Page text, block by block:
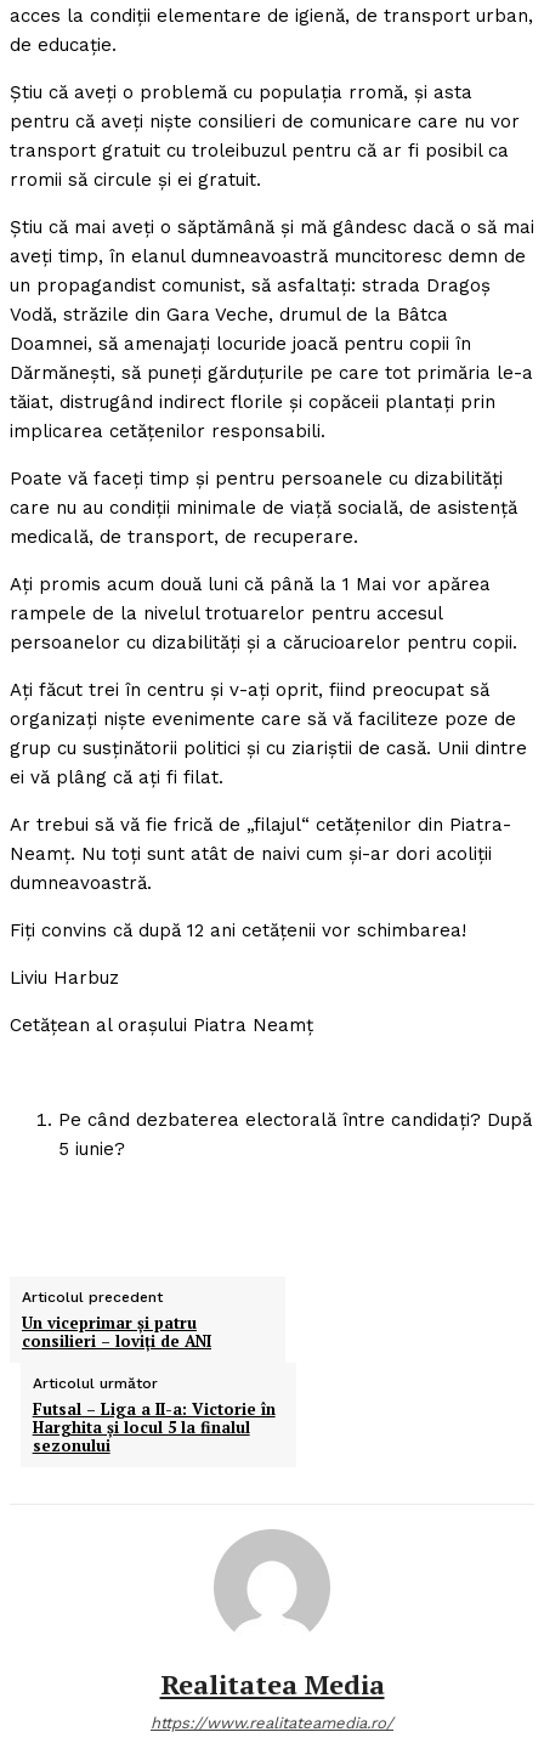
acces la condiţii elementare de igienă, de transport urban,
de educaţie.
Ştiu că aveţi o problemă cu populaţia rromă, şi asta
pentru că aveţi nişte consilieri de comunicare care nu vor
transport gratuit cu troleibuzul pentru că ar fi posibil ca
rromii să circule şi ei gratuit.
Ştiu că mai aveţi o săptămână şi mă gândesc dacă o să mai
aveţi timp, în elanul dumneavoastră muncitoresc demn de
un propagandist comunist, să asfaltaţi: strada Dragoş
Vodă, străzile din Gara Veche, drumul de la Bâtca
Doamnei, să amenajaţi locuride joacă pentru copii în
Dărmăneşti, să puneţi gărduţurile pe care tot primăria le-a
tăiat, distrugând indirect florile şi copăceii plantaţi prin
implicarea cetăţenilor responsabili.
Poate vă faceţi timp şi pentru persoanele cu dizabilităţi
care nu au condiţii minimale de viaţă socială, de asistenţă
medicală, de transport, de recuperare.
Aţi promis acum două luni că până la 1 Mai vor apărea
rampele de la nivelul trotuarelor pentru accesul
persoanelor cu dizabilităţi şi a cărucioarelor pentru copii.
Aţi făcut trei în centru şi v-aţi oprit, fiind preocupat să
organizaţi nişte evenimente care să vă faciliteze poze de
grup cu susţinătorii politici şi cu ziariştii de casă. Unii dintre
ei vă plâng că aţi fi filat.
Ar trebui să vă fie frică de „filajul“ cetăţenilor din Piatra-
Neamţ. Nu toţi sunt atât de naivi cum şi-ar dori acoliţii
dumneavoastră.
Fiţi convins că după 12 ani cetăţenii vor schimbarea!
Liviu Harbuz
Cetăţean al oraşului Piatra Neamţ
Pe când dezbaterea electorală între candidaţi? După
5 iunie?
Articolul precedent
Un viceprimar şi patru
consilieri – loviţi de ANI
Articolul următor
Futsal – Liga a II-a: Victorie în
Harghita şi locul 5 la finalul
sezonului
Realitatea Media
https://www.realitateamedia.ro/